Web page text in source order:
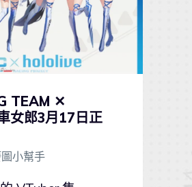
TEAM ✕
女郎3月17日正
小幫手